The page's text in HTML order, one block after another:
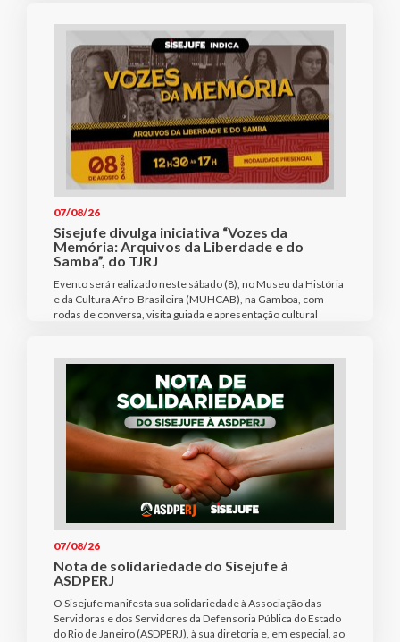
07/08/26
Sisejufe divulga iniciativa “Vozes da
Memória: Arquivos da Liberdade e do
Samba”, do TJRJ
Evento será realizado neste sábado (8), no Museu da História
e da Cultura Afro-Brasileira (MUHCAB), na Gamboa, com
rodas de conversa, visita guiada e apresentação cultural
07/08/26
Nota de solidariedade do Sisejufe à
ASDPERJ
O Sisejufe manifesta sua solidariedade à Associação das
Servidoras e dos Servidores da Defensoria Pública do Estado
do Rio de Janeiro (ASDPERJ), à sua diretoria e, em especial, ao